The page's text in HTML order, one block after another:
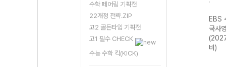
수학 페어링 기획전
22개정 전략.ZIP
고2 골든타임 기획전
고1 필수 CHECK
수능 수학 킥(KICK)
EBS 수능연계 기
출 Vaccine
VOCA 2200
EBS
국사
비)